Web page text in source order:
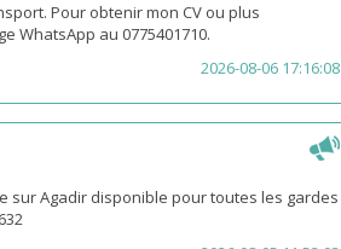
Pour obtenir mon CV ou plus
WhatsApp au 0775401710.
2026-08-06 17:16:08
sur Agadir disponible pour toutes les gardes